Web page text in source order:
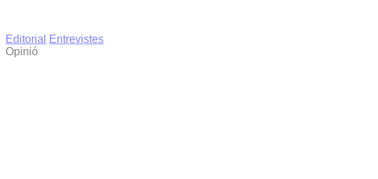
Editorial
Entrevistes
Opinió